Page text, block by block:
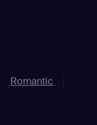
Romantic